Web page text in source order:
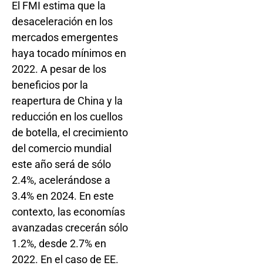
El FMI estima que la
desaceleración en los
mercados emergentes
haya tocado mínimos en
2022. A pesar de los
beneficios por la
reapertura de China y la
reducción en los cuellos
de botella, el crecimiento
del comercio mundial
este año será de sólo
2.4%, acelerándose a
3.4% en 2024. En este
contexto, las economías
avanzadas crecerán sólo
1.2%, desde 2.7% en
2022. En el caso de EE.